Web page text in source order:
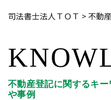
司法書士法人ＴＯＴ >不動
不動産登記に関するキ
や事例